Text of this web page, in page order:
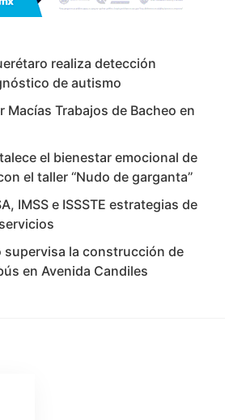
realiza detección
de autismo
Macías Trabajos de Bacheo en
el bienestar emocional de
el taller ‘‘Nudo de garganta’’
IMSS e ISSSTE estrategias de
supervisa la construcción de
en Avenida Candiles